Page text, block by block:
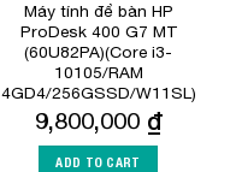
Máy tính để bàn HP
ProDesk 400 G7 MT
(60U82PA)(Core i3-
10105/RAM
4GD4/256GSSD/W11SL)
9,800,000 ₫
ADD TO CART